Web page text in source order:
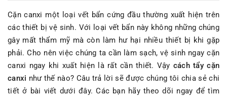
Cặn canxi một loại vết bẩn cứng đầu thường xuất hiện trên
các thiết bị vệ sinh. Với loại vết bẩn này không những chúng
gây mất thẩm mỹ mà còn làm hư hại nhiều thiết bị khi gặp
phải. Cho nên việc chúng ta cần làm sạch, vệ sinh ngay cặn
canxi ngay khi xuất hiện là rất cần thiết. Vậy cách tẩy cặn
canxi như thế nào? Câu trả lời sẽ được chúng tôi chia sẻ chi
tiết ở bài viết dưới đây. Các bạn hãy theo dõi ngay để tìm